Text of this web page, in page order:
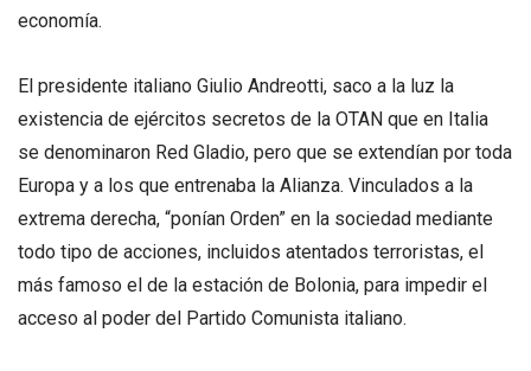
economía.
El presidente italiano Giulio Andreotti, saco a la luz la
existencia de ejércitos secretos de la OTAN que en Italia
se denominaron Red Gladio, pero que se extendían por toda
Europa y a los que entrenaba la Alianza. Vinculados a la
extrema derecha, “ponían Orden” en la sociedad mediante
todo tipo de acciones, incluidos atentados terroristas, el
más famoso el de la estación de Bolonia, para impedir el
acceso al poder del Partido Comunista italiano.